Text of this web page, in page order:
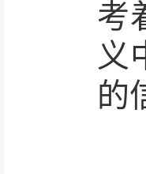
考
义
的
“